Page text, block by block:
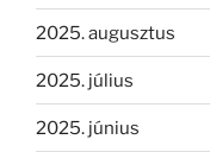
2025. augusztus
2025. július
2025. június